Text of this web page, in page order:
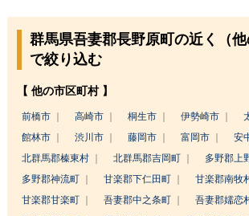
群馬県吾妻郡長野原町の近く（他
で絞り込む
【 他の市区町村 】
前橋市 高崎市 桐生市 伊勢崎市
館林市
渋川市 藤岡市 富岡市 安
北群馬郡榛東村
北群馬郡吉岡町
多野郡上
多野郡神流町
甘楽郡下仁田町
甘楽郡南牧
甘楽郡甘楽町
吾妻郡中之条町
吾妻郡嬬恋